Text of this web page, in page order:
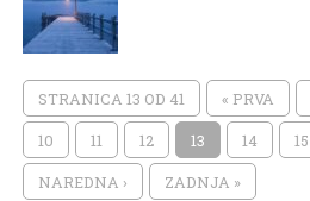
STRANICA 13 OD 41 « PRVA
10 11 12 13 14 15
NAREDNA › ZADNJA »